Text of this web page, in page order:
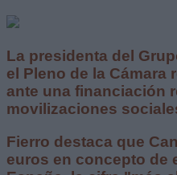
La presidenta del
el Pleno de la
ante una financiación
movilizaciones
Fierro destaca que
euros en concepto de